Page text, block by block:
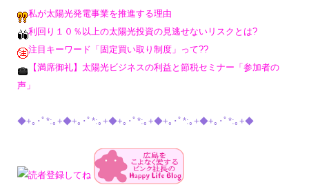
私が太陽光発電事業を推進する理由
利回り１０％以上の太陽光投資の見逃せないリスクとは?
注目キーワード「固定買い取り制度」って??
【満席御礼】太陽光ビジネスの利益と節税セミナー「参加者の
声」
◆+｡･ﾟ*:｡+◆+｡･ﾟ*:｡+◆+｡･ﾟ*:｡+◆+｡･ﾟ*:｡+◆+｡･ﾟ*:｡+◆